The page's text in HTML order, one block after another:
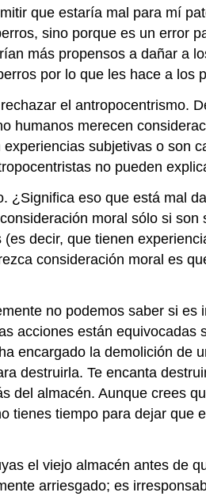
que estaría mal para mí
sino porque es un error
más propensos a dañar a
por lo que les hace a los
el antropocentrismo.
humanos merecen
subjetivas o son
no pueden
¿Significa eso que está mal
moral sólo si
decir, que tienen
consideración moral es
no podemos saber si
acciones están
encargado la demolición de
destruirla. Te encanta
del almacén. Aunque crees
tienes tiempo para dejar
el viejo almacén antes de
arriesgado; es